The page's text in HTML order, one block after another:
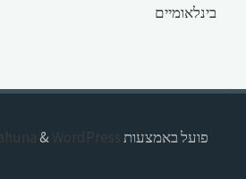
בינלאומיים
פועל באמצעות &WordPress.